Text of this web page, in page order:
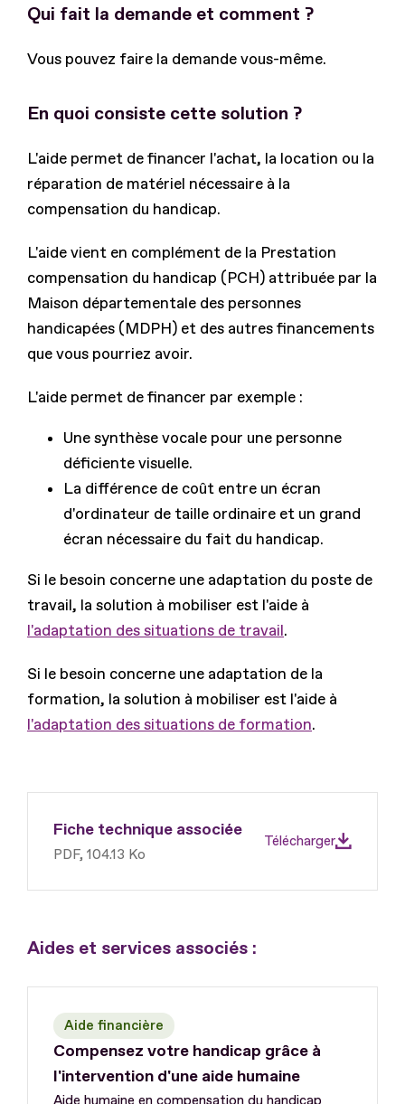
Qui fait la demande et comment ?
Vous pouvez faire la demande vous-même.
En quoi consiste cette solution ?
L'aide permet de financer l'achat, la location ou la
réparation de matériel nécessaire à la
compensation du handicap.
L'aide vient en complément de la Prestation
compensation du handicap (PCH) attribuée par la
Maison départementale des personnes
handicapées (MDPH) et des autres financements
que vous pourriez avoir.
L'aide permet de financer par exemple :
Une synthèse vocale pour une personne
déficiente visuelle.
La différence de coût entre un écran
d'ordinateur de taille ordinaire et un grand
écran nécessaire du fait du handicap.
Si le besoin concerne une adaptation du poste de
travail, la solution à mobiliser est l'aide à
l'adaptation des situations de travail.
Si le besoin concerne une adaptation de la
formation, la solution à mobiliser est l'aide à
l'adaptation des situations de formation.
Fiche technique associée
PDF, 104.13 Ko
Télécharger
Aides et services associés :
Compensez votre handicap grâce à
l'intervention d'une aide humaine
Aide financière
Aide humaine en compensation du handicap